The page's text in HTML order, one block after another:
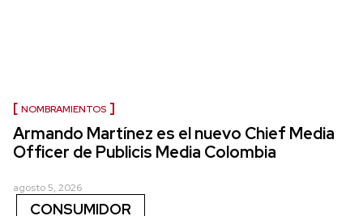
NOMBRAMIENTOS
Armando Martínez es el nuevo Chief Media
Officer de Publicis Media Colombia
agosto 5, 2026
CONSUMIDOR